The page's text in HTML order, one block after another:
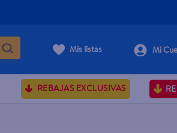
Mis listas
REBAJAS EXCLUSIVAS